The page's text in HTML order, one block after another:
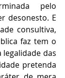
pelo
desonesto. E
consultiva,
faz tem o
das
pretenda